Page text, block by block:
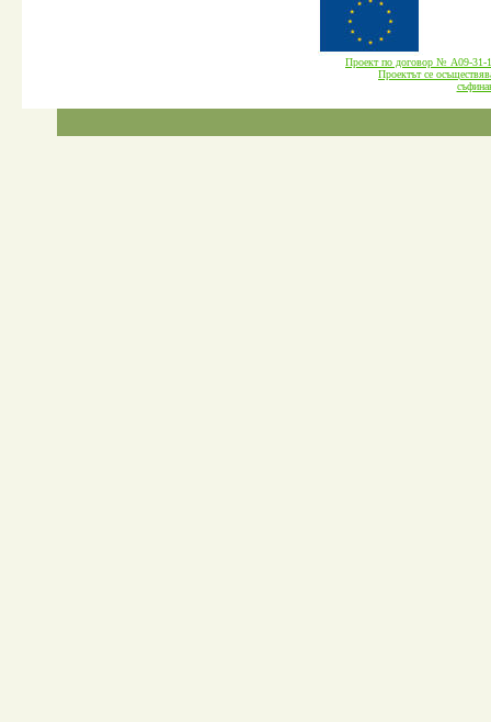
Проект по договор № А09-
Проектът се